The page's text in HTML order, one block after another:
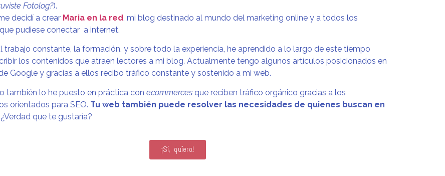
Fotolog?).
decidí a crear Maria en la red , mi blog destinado al mundo del marketing online y a todos los
pudiese conectar a internet.
trabajo constante, la formación, y sobre todo la experiencia, he aprendido a lo largo de este tiempo
los contenidos que atraen lectores a mi blog. Actualmente tengo algunos artículos posicionados en
Google y gracias a ellos recibo tráfico constante y sostenido a mi web.
también lo he puesto en práctica conecommerces que reciben tráfico orgánico gracias a los
orientados para SEO. Tu web también puede resolver las necesidades de quienes buscan en
¿Verdad que te gustaría?
¡Sí, quiero!